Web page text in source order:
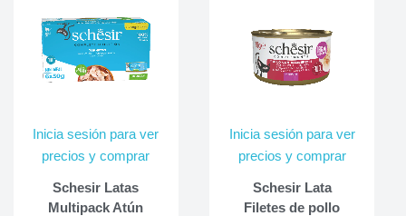
Inicia sesión para ver
precios y comprar
Schesir Latas
Multipack Atún
Inicia sesión para ver
precios y comprar
Schesir Lata
Filetes de pollo